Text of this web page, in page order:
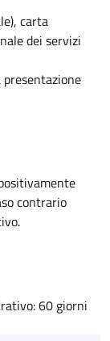
carta
dei servizi
contrario
60 giorni